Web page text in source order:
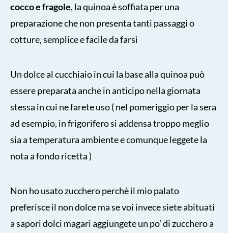
cocco e fragole, la quinoa è soffiata per una
preparazione che non presenta tanti passaggi o
cotture, semplice e facile da farsi
Un dolce al cucchiaio in cui la base alla quinoa può
essere preparata anche in anticipo nella giornata
stessa in cui ne farete uso ( nel pomeriggio per la sera
ad esempio, in frigorifero si addensa troppo meglio
sia a temperatura ambiente e comunque leggete la
nota a fondo ricetta )
Non ho usato zucchero perchè il mio palato
preferisce il non dolce ma se voi invece siete abituati
a sapori dolci magari aggiungete un po’ di zucchero a